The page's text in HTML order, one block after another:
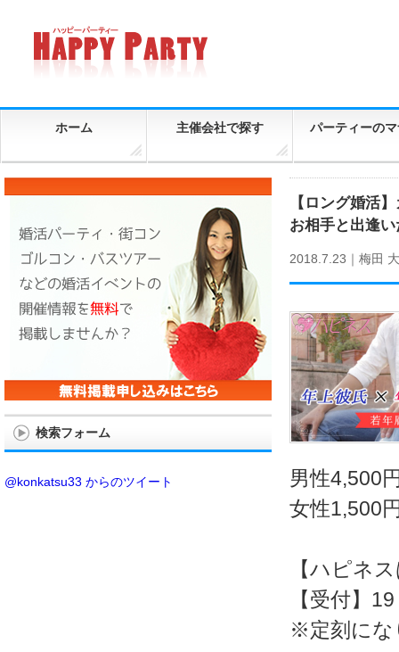
ホーム 主催会社で探す パーティーの
【ロング婚活
お相手と出逢い
2018.7.23｜ 梅田
男性4,500
女性1,500
【ハピネ
【受付】
※定刻にな
検索フォーム
@konkatsu33 からのツイート